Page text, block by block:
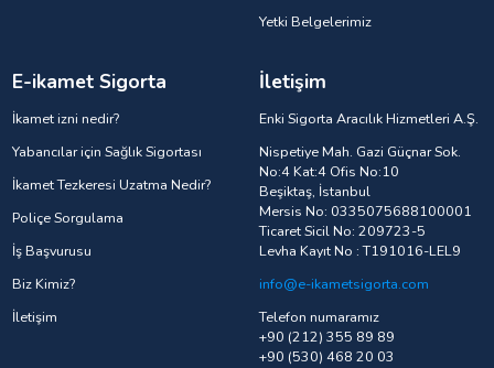
Yetki Belgelerimiz
E-ikamet Sigorta
İkamet izni nedir?
Yabancılar için Sağlık Sigortası
İkamet Tezkeresi Uzatma Nedir?
Poliçe Sorgulama
İş Başvurusu
Biz Kimiz?
İletişim
İletişim
Enki Sigorta Aracılık Hizmetleri A.Ş.
Nispetiye Mah. Gazi Güçnar Sok.
No:4 Kat:4 Ofis No:10
Beşiktaş, İstanbul
Mersis No: 0335075688100001
Ticaret Sicil No: 209723-5
Levha Kayıt No : T191016-LEL9
info@e-ikametsigorta.com
Telefon numaramız
+90 (212) 355 89 89
+90 (530) 468 20 03